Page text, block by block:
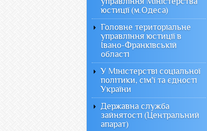
юстиції (м.Одеса)
Головне територіальне
управління юстиції в
Івано-Франківській
області
У Міністерстві соціальної
політики, сім'ї та єдності
України
Державна служба
зайнятості (Центральний
апарат)